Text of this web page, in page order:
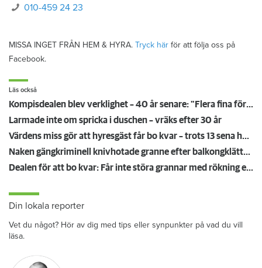
010-459 24 23
MISSA INGET FRÅN HEM & HYRA. Tryck här för att följa oss på
Facebook.
Läs också
Kompisdealen blev verklighet – 40 år senare: "Flera fina fördelar med att dela bostad"
Larmade inte om spricka i duschen – vräks efter 30 år
Värdens miss gör att hyresgäst får bo kvar – trots 13 sena hyror
Naken gängkriminell knivhotade granne efter balkongklättring
Dealen för att bo kvar: Får inte störa grannar med rökning eller utsätta dem för brandfara
Din lokala reporter
Vet du något? Hör av dig med tips eller synpunkter på vad du vill
läsa.